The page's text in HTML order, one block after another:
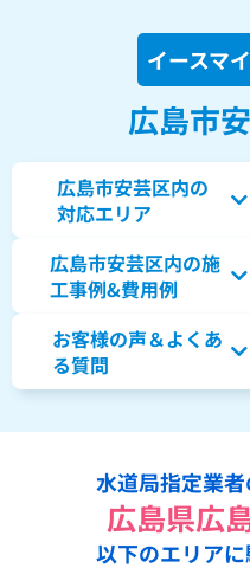
イースマ
広島市
広島市安芸区内の
対応エリア
広島市安芸区内の施
工事例&費用例
お客様の声＆よくあ
る質問
水道局指定業者
広島県広
以下のエリアに